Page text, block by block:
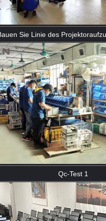
Sie Linie des
Qc-Test 1